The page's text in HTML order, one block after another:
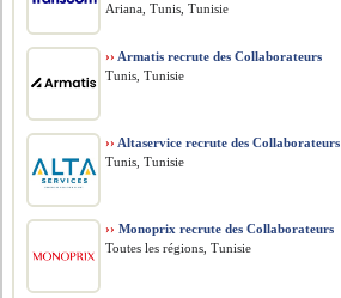
Ariana, Tunis, Tunisie
›› Armatis recrute des Collaborateurs
Tunis, Tunisie
›› Altaservice recrute des Collaborateurs
Tunis, Tunisie
›› Monoprix recrute des Collaborateurs
Toutes les régions, Tunisie